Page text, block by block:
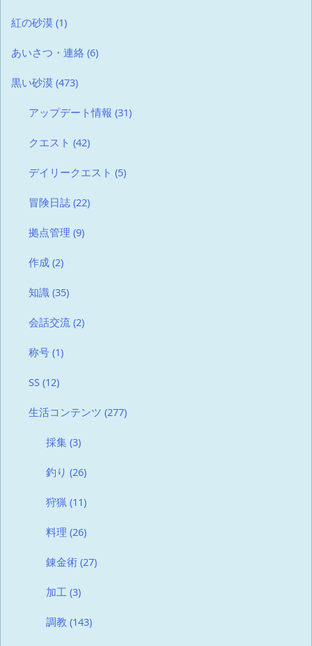
紅の砂漠 (1)
あいさつ・連絡 (6)
黒い砂漠 (473)
アップデート情報 (31)
クエスト (42)
デイリークエスト (5)
冒険日誌 (22)
拠点管理 (9)
作成 (2)
知識 (35)
会話交流 (2)
称号 (1)
SS (12)
生活コンテンツ (277)
採集 (3)
釣り (26)
狩猟 (11)
料理 (26)
錬金術 (27)
加工 (3)
調教 (143)